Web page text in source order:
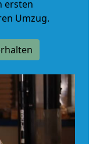
ersten
Umzug.